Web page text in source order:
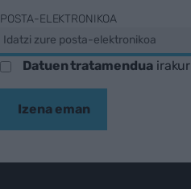
POSTA-ELEKTRONIKOA
Datuen tratamendua
Izena eman